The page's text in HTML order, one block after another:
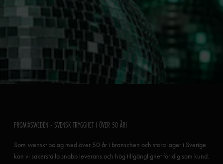
PROMIXSWEDEN - SVENSK TRYGGHET I ÖVER 50 ÅR!
Som svenskt bolag med över 50 år i branschen och stora lager i Sverige
kan vi säkerställa snabb leverans och hög tillgänglighet för dig som kund.